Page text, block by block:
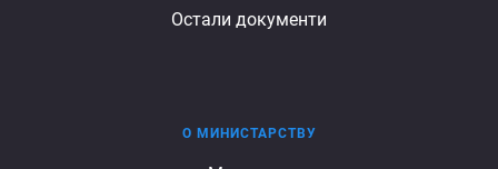
Остали документи
О МИНИСТАРСТВУ